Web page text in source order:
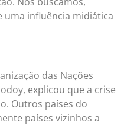
uma influência midiática
das Nações
explicou que a crise
Outros países do
países vizinhos a